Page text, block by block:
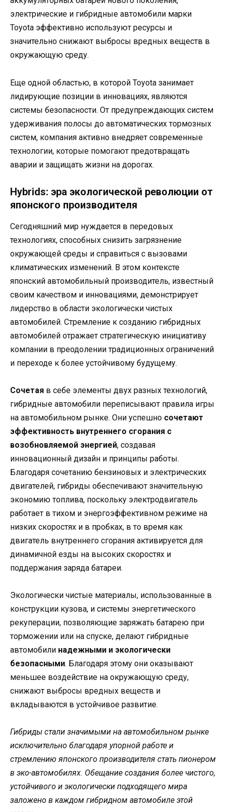
электрические и гибридные автомобили марки
Toyota эффективно используют ресурсы и
значительно снижают выбросы вредных веществ в
окружающую среду.
Еще одной областью, в которой Toyota занимает
лидирующие позиции в инновациях, являются
системы безопасности. От предупреждающих систем
удерживания полосы до автоматических тормозных
систем, компания активно внедряет современные
технологии, которые помогают предотвращать
аварии и защищать жизни на дорогах.
Hybrids: эра экологической революции от
японского производителя
Сегодняшний мир нуждается в передовых
технологиях, способных снизить загрязнение
окружающей среды и справиться с вызовами
климатических изменений. В этом контексте
японский автомобильный производитель, известный
своим качеством и инновациями, демонстрирует
лидерство в области экологически чистых
автомобилей. Стремление к созданию гибридных
автомобилей отражает стратегическую инициативу
компании в преодолении традиционных ограничений
и переходе к более устойчивому будущему.
Сочетая в себе элементы двух разных технологий,
гибридные автомобили переписывают правила игры
на автомобильном рынке. Они успешно сочетают
эффективность внутреннего сгорания с
возобновляемой энергией, создавая
инновационный дизайн и принципы работы.
Благодаря сочетанию бензиновых и электрических
двигателей, гибриды обеспечивают значительную
экономию топлива, поскольку электродвигатель
работает в тихом и энергоэффективном режиме на
низких скоростях и в пробках, в то время как
двигатель внутреннего сгорания активируется для
динамичной езды на высоких скоростях и
поддержания заряда батареи.
Экологически чистые материалы, использованные в
конструкции кузова, и системы энергетического
рекуперации, позволяющие заряжать батарею при
торможении или на спуске, делают гибридные
автомобили надежными и экологически
безопасными. Благодаря этому они оказывают
меньшее воздействие на окружающую среду,
снижают выбросы вредных веществ и
вкладываются в устойчивое развитие.
Гибриды стали значимыми на автомобильном рынке
исключительно благодаря упорной работе и
стремлению японского производителя стать пионером
в эко-автомобилях. Обещание создания более чистого,
устойчивого и экологически подходящего мира
заложено в каждом гибридном автомобиле этой